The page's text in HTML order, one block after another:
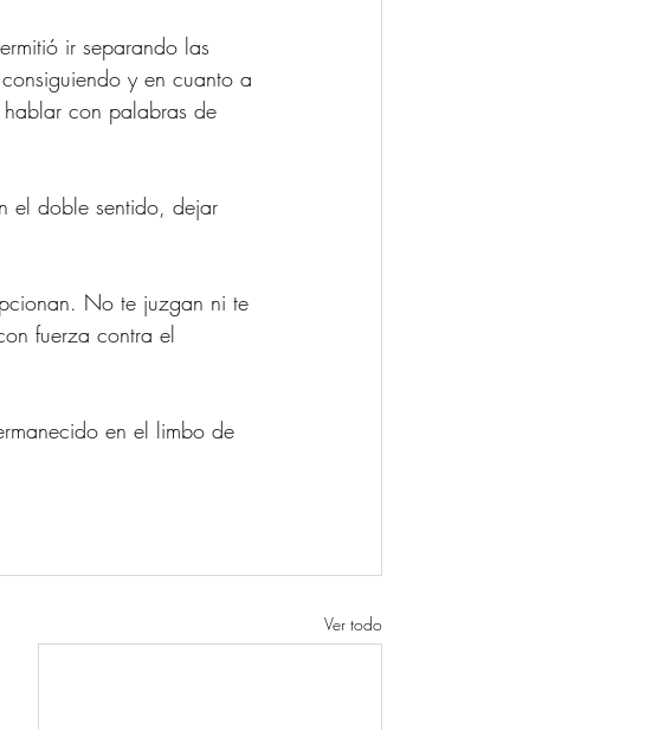
ir separando las
y en cuanto a
hablar con palabras de
el doble sentido, dejar
No te juzgan ni te
fuerza contra el
en el limbo de
Ver todo